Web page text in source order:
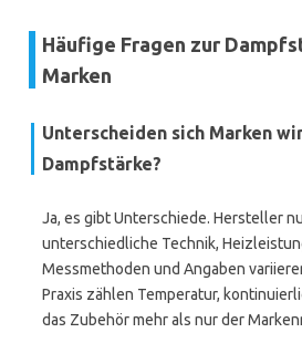
Häufige Fragen zur
Marken
Unterscheiden sich Marken
Dampfstärke?
Ja, es gibt Unterschiede. Hersteller
unterschiedliche Technik,
Messmethoden und Angaben
Praxis zählen Temperatur,
das Zubehör mehr als nur der